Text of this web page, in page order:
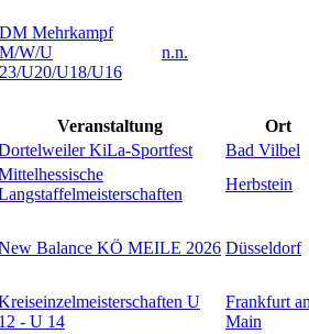
DM Mehrkampf
M/W/U
23/U20/U18/U16
n.n.
Veranstaltung
Ort
KiLa-Sportfest
Bad Vilbel
Herbstein
Balance KÖ MEILE 2026 Düsseldorf
U
12 - U 14
Frankfurt
Main